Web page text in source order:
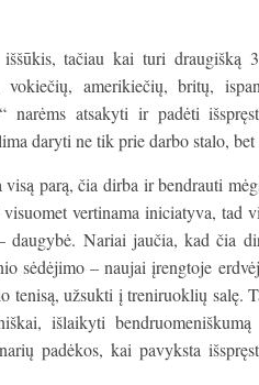
tačiau kai turi draugišką
vokiečių, amerikiečių, britų,
narėms atsakyti ir padėti
daryti ne tik prie darbo stalo, bet
parą, čia dirba ir bendrauti
vertinama iniciatyva, tad
daugybė. Nariai jaučia, kad čia
sėdėjimo – naujai įrengtoje
tenisą, užsukti į treniruoklių salę.
išlaikyti
padėkos, kai pavyksta